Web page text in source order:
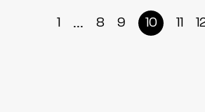
1 ... 8 9 10 11